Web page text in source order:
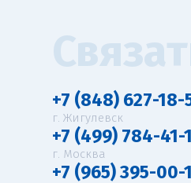
+7 (848) 627-18-
г. Жигулевск
+7 (499) 784-41-
г. Москва
+7 (965) 395-00-